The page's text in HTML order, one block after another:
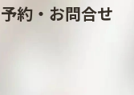
予約・お問合せ